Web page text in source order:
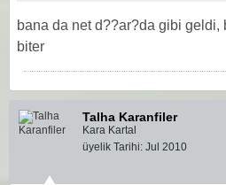
bana da net d??ar?da gibi geldi,
biter
Talha Karanfiler
Kara Kartal
üyelik Tarihi: Jul 2010